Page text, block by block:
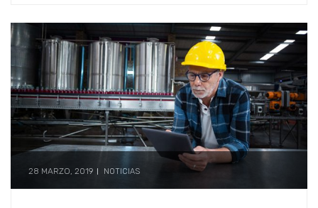
28 MARZO, 2019 NOTICIAS